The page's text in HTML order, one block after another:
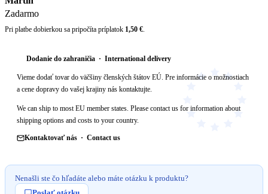
Zadarmo
Pri platbe dobierkou sa pripočíta príplatok 1,50 €.
Dodanie do zahraničia · International delivery
Vieme dodať tovar do väčšiny členských štátov EÚ. Pre informácie o možnostiach
a cene dopravy do vašej krajiny nás kontaktujte.
We can ship to most EU member states. Please contact us for information about
shipping options and costs to your country.
Kontaktovať nás · Contact us
Nenašli ste čo hľadáte alebo máte otázku k produktu?